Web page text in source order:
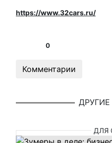
https://www.32cars.ru/
0
Комментарии
ДРУГИЕ
ДЛЯ